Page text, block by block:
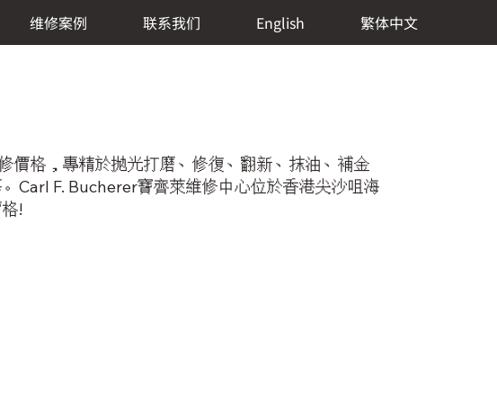
维修案例 联系我们 English 繁体中文
價格，專精於拋光打磨、修復、翻新、抹油、補金
Carl F. Bucherer寶齊萊維修中心位於香港尖沙咀海
!